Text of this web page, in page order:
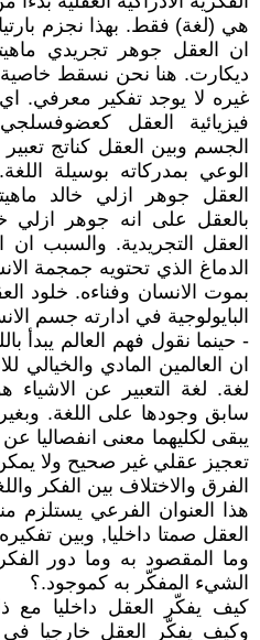
هي (لغة) فقط. بهذا نجزم
ان العقل جوهر تجريدي
ديكارت. هنا نحن نسقط خاصية
غيره لا يوجد تفكير معرفي. اي
فيزيائية العقل
الجسم وبين العقل كناتج
الوعي بمدركاته بوسيلة
العقل جوهر ازلي خالد
بالعقل على انه جوهر ازلي
العقل التجريدية. والسبب
الدماغ الذي تحتويه جمجمة
بموت الانسان وفناءه. خلود
البايولوجية في ادارته جسم
- حينما نقول فهم العالم يبدأ
ان العالمين المادي والخيالي
لغة. لغة التعبير عن
سابق وجودها على اللغة. وبغير
يبقى لكليهما معنى انفصاليا
تعجيز عقلي غير صحيح ولا
الفرق والاختلاف بين الفكر
هذا العنوان الفرعي يستلزم
العقل صمتا داخليا, وبين
وما المقصود به وما دور
الشيء المفكّر به كموجود.؟
كيف يفكّر العقل داخليا
وكيف يفكّر العقل خارجيا في